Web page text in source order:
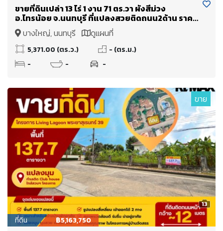
ขายที่ดินเปล่า 13 ไร่ 1 งาน 71 ตร.วา ผังสีม่วง
อ.ไทรน้อย จ.นนทบุรี ที่แปลงสวยติดถนน2ด้าน ราคา
ดีมากบางใหญ่, นนทบุรี ดูแผนที่
5,371.00 (ตร.ว.)
- (ตร.ม.)
-
- -
13
ขาย
ที่ดิน ฿5,163,750